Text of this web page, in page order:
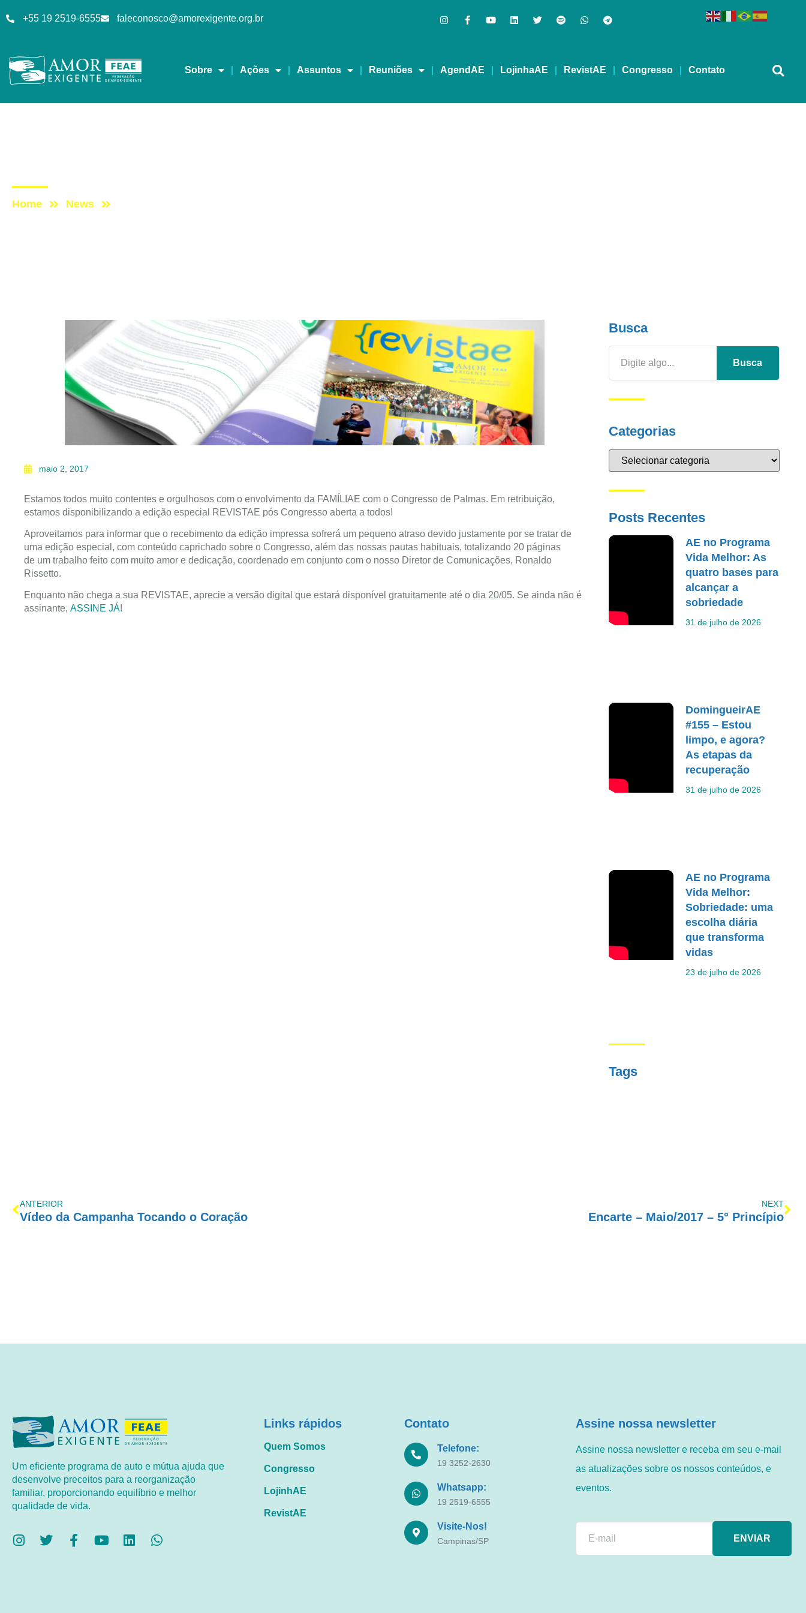
+55 19 2519-6555 faleconosco@amorexigente.org.br
Sobre Ações Assuntos Reuniões AgendAE LojinhaAE RevistAE Congresso Contato
Home News
maio 2, 2017
Estamos todos muito contentes e orgulhosos com o envolvimento da FAMÍLIAE com o Congresso de Palmas. Em retribuição,
estamos disponibilizando a edição especial REVISTAE pós Congresso aberta a todos!
Aproveitamos para informar que o recebimento da edição impressa sofrerá um pequeno atraso devido justamente por se tratar de
uma edição especial, com conteúdo caprichado sobre o Congresso, além das nossas pautas habituais, totalizando 20 páginas
de um trabalho feito com muito amor e dedicação, coordenado em conjunto com o nosso Diretor de Comunicações, Ronaldo
Rissetto.
Enquanto não chega a sua REVISTAE, aprecie a versão digital que estará disponível gratuitamente até o dia 20/05. Se ainda não é
assinante, ASSINE JÁ!
Busca
Busca
Categorias
Posts Recentes
AE no Programa
Vida Melhor: As
quatro bases para
alcançar a
sobriedade
31 de julho de 2026
DomingueirAE
#155 – Estou
limpo, e agora?
As etapas da
recuperação
31 de julho de 2026
AE no Programa
Vida Melhor:
Sobriedade: uma
escolha diária
que transforma
vidas
23 de julho de 2026
Tags
ANTERIOR
Vídeo da Campanha Tocando o Coração
NEXT
Encarte – Maio/2017 – 5° Princípio
Um eficiente programa de auto e mútua ajuda que
desenvolve preceitos para a reorganização
familiar, proporcionando equilíbrio e melhor
qualidade de vida.
Links rápidos
Quem Somos
Congresso
LojinhAE
RevistAE
Contato
Telefone:
19 3252-2630
Whatsapp:
19 2519-6555
Visite-Nos!
Campinas/SP
Assine nossa newsletter
Assine nossa newsletter e receba em seu e-mail
as atualizações sobre os nossos conteúdos, e
eventos.
ENVIAR